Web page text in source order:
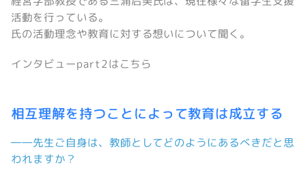
活動を行っている。
氏の活動理念や教育に対する想いについて聞く。
インタビューpart2はこちら
相互理解を持つことによって教育は成立する
――先生ご自身は、教師としてどのようにあるべきだと思
われますか？